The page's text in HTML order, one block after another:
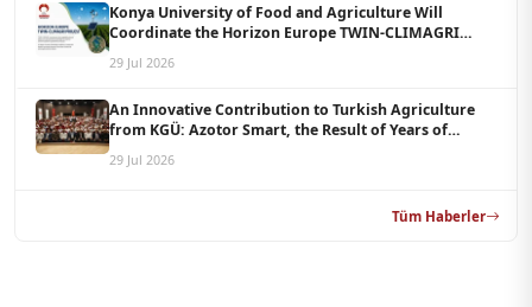
Konya University of Food and Agriculture Will
Coordinate the Horizon Europe TWIN-CLIMAGRI
29 Jul 2026
An Innovative Contribution to Turkish Agriculture
from KGÜ: Azotor Smart, the Result of Years of
29 Jul 2026
Tüm Haberler